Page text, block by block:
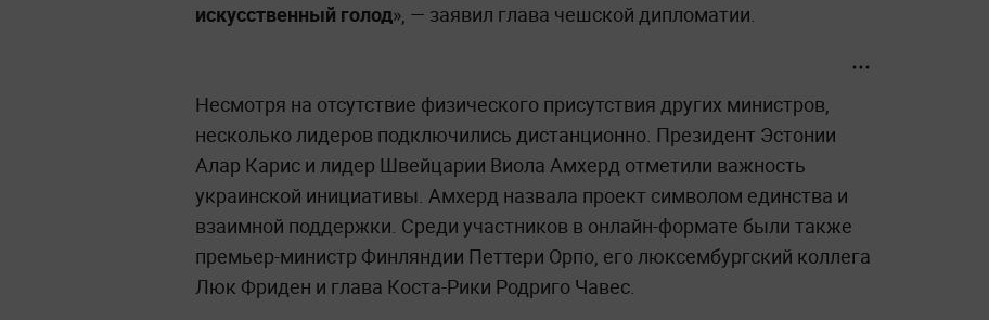
искусственный голод», — заявил глава чешской дипломатии.
Несмотря на отсутствие физического присутствия других министров,
несколько лидеров подключились дистанционно. Президент Эстонии
Алар Карис и лидер Швейцарии Виола Амхерд отметили важность
украинской инициативы. Амхерд назвала проект символом единства и
взаимной поддержки. Среди участников в онлайн-формате были также
премьер-министр Финляндии Петтери Орпо, его люксембургский коллега
Люк Фриден и глава Коста-Рики Родриго Чавес.